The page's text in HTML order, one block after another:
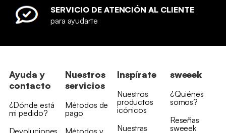
SERVICIO DE ATENCIÓN AL CLIENTE
para ayudarte
Ayuda y
contacto
¿Dónde está
mi pedido?
Nuestros
servicios
Métodos de
pago
Inspírate
Nuestros
productos
icónicos
Nuestras
sweeek
¿Quiénes
somos?
Reseñas
sweeek